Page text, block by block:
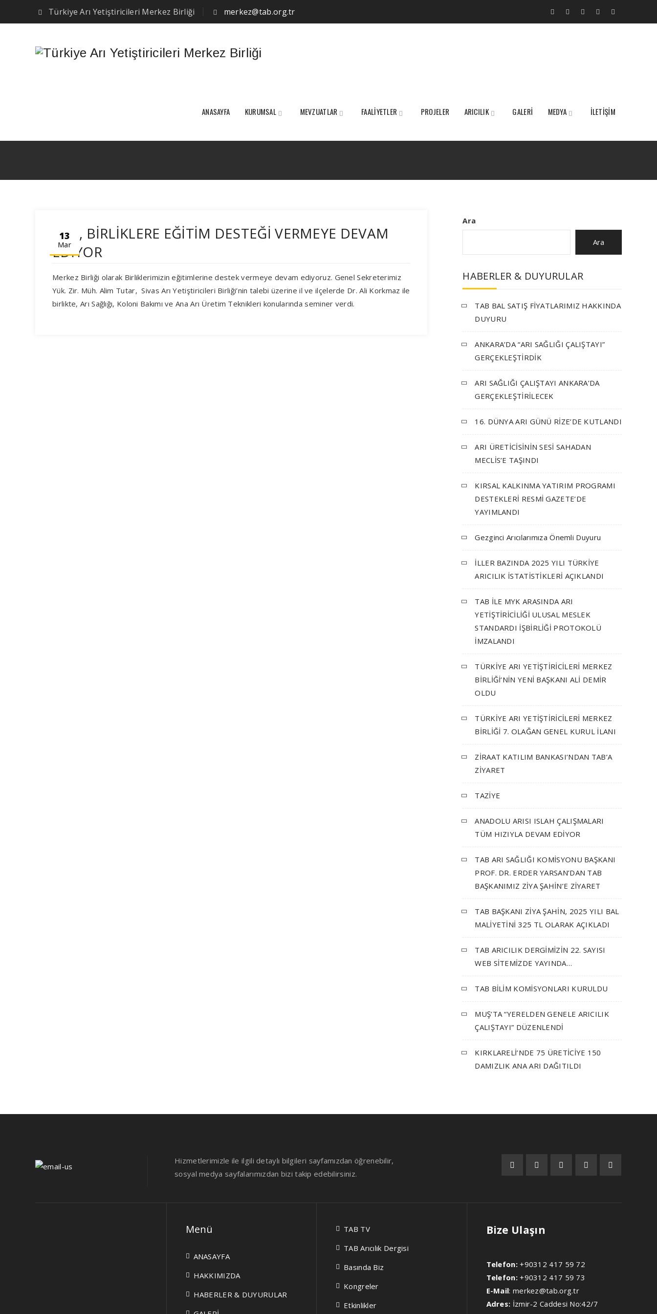
Türkiye Arı Yetiştiricileri Merkez Birliği merkez@tab.org.tr
ANASAYFA KURUMSAL MEVZUATLAR FAALİYETLER PROJELER ARICILIK GALERİ MEDYA İLETİŞİM
13
Mar
TAB, BİRLİKLERE EĞİTİM DESTEĞİ VERMEYE DEVAM
EDİYOR
Merkez Birliği olarak Birliklerimizin eğitimlerine destek vermeye devam ediyoruz. Genel Sekreterimiz
Yük. Zir. Müh. Alim Tutar, Sivas Arı Yetiştiricileri Birliği’nin talebi üzerine il ve ilçelerde Dr. Ali Korkmaz ile
birlikte, Arı Sağlığı, Koloni Bakımı ve Ana Arı Üretim Teknikleri konularında seminer verdi.
Ara
Ara
HABERLER & DUYURULAR
TAB BAL SATIŞ FİYATLARIMIZ HAKKINDA
DUYURU
ANKARA’DA “ARI SAĞLIĞI ÇALIŞTAYI”
GERÇEKLEŞTİRDİK
ARI SAĞLIĞI ÇALIŞTAYI ANKARA’DA
GERÇEKLEŞTİRİLECEK
16. DÜNYA ARI GÜNÜ RİZE’DE KUTLANDI
ARI ÜRETİCİSİNİN SESİ SAHADAN
MECLİS’E TAŞINDI
KIRSAL KALKINMA YATIRIM PROGRAMI
DESTEKLERİ RESMİ GAZETE’DE
YAYIMLANDI
Gezginci Arıcılarımıza Önemli Duyuru
İLLER BAZINDA 2025 YILI TÜRKİYE
ARICILIK İSTATİSTİKLERİ AÇIKLANDI
TAB İLE MYK ARASINDA ARI
YETİŞTİRİCİLİĞİ ULUSAL MESLEK
STANDARDI İŞBİRLİĞİ PROTOKOLÜ
İMZALANDI
TÜRKİYE ARI YETİŞTİRİCİLERİ MERKEZ
BİRLİĞİ’NİN YENİ BAŞKANI ALİ DEMİR
OLDU
TÜRKİYE ARI YETİŞTİRİCİLERİ MERKEZ
BİRLİĞİ 7. OLAĞAN GENEL KURUL İLANI
ZİRAAT KATILIM BANKASI’NDAN TAB’A
ZİYARET
TAZİYE
ANADOLU ARISI ISLAH ÇALIŞMALARI
TÜM HIZIYLA DEVAM EDİYOR
TAB ARI SAĞLIĞI KOMİSYONU BAŞKANI
PROF. DR. ERDER YARSAN’DAN TAB
BAŞKANIMIZ ZİYA ŞAHİN’E ZİYARET
TAB BAŞKANI ZİYA ŞAHİN, 2025 YILI BAL
MALİYETİNİ 325 TL OLARAK AÇIKLADI
TAB ARICILIK DERGİMİZİN 22. SAYISI
WEB SİTEMİZDE YAYINDA…
TAB BİLİM KOMİSYONLARI KURULDU
MUŞ’TA “YERELDEN GENELE ARICILIK
ÇALIŞTAYI” DÜZENLENDİ
KIRKLARELİ’NDE 75 ÜRETİCİYE 150
DAMIZLIK ANA ARI DAĞITILDI
Hizmetlerimizle ile ilgili detaylı bilgileri sayfamızdan öğrenebilir,
sosyal medya sayfalarımızdan bizi takip edebilirsiniz.
Menü
ANASAYFA
HAKKIMIZDA
HABERLER & DUYURULAR
TAB TV
TAB Arıcılık Dergisi
Basında Biz
Kongreler
Etkinlikler
Bize Ulaşın
Telefon:+90312 417 59 72
Telefon:+90312 417 59 73
E-Mail: merkez@tab.org.tr
Adres: İzmir-2 Caddesi No:42/7